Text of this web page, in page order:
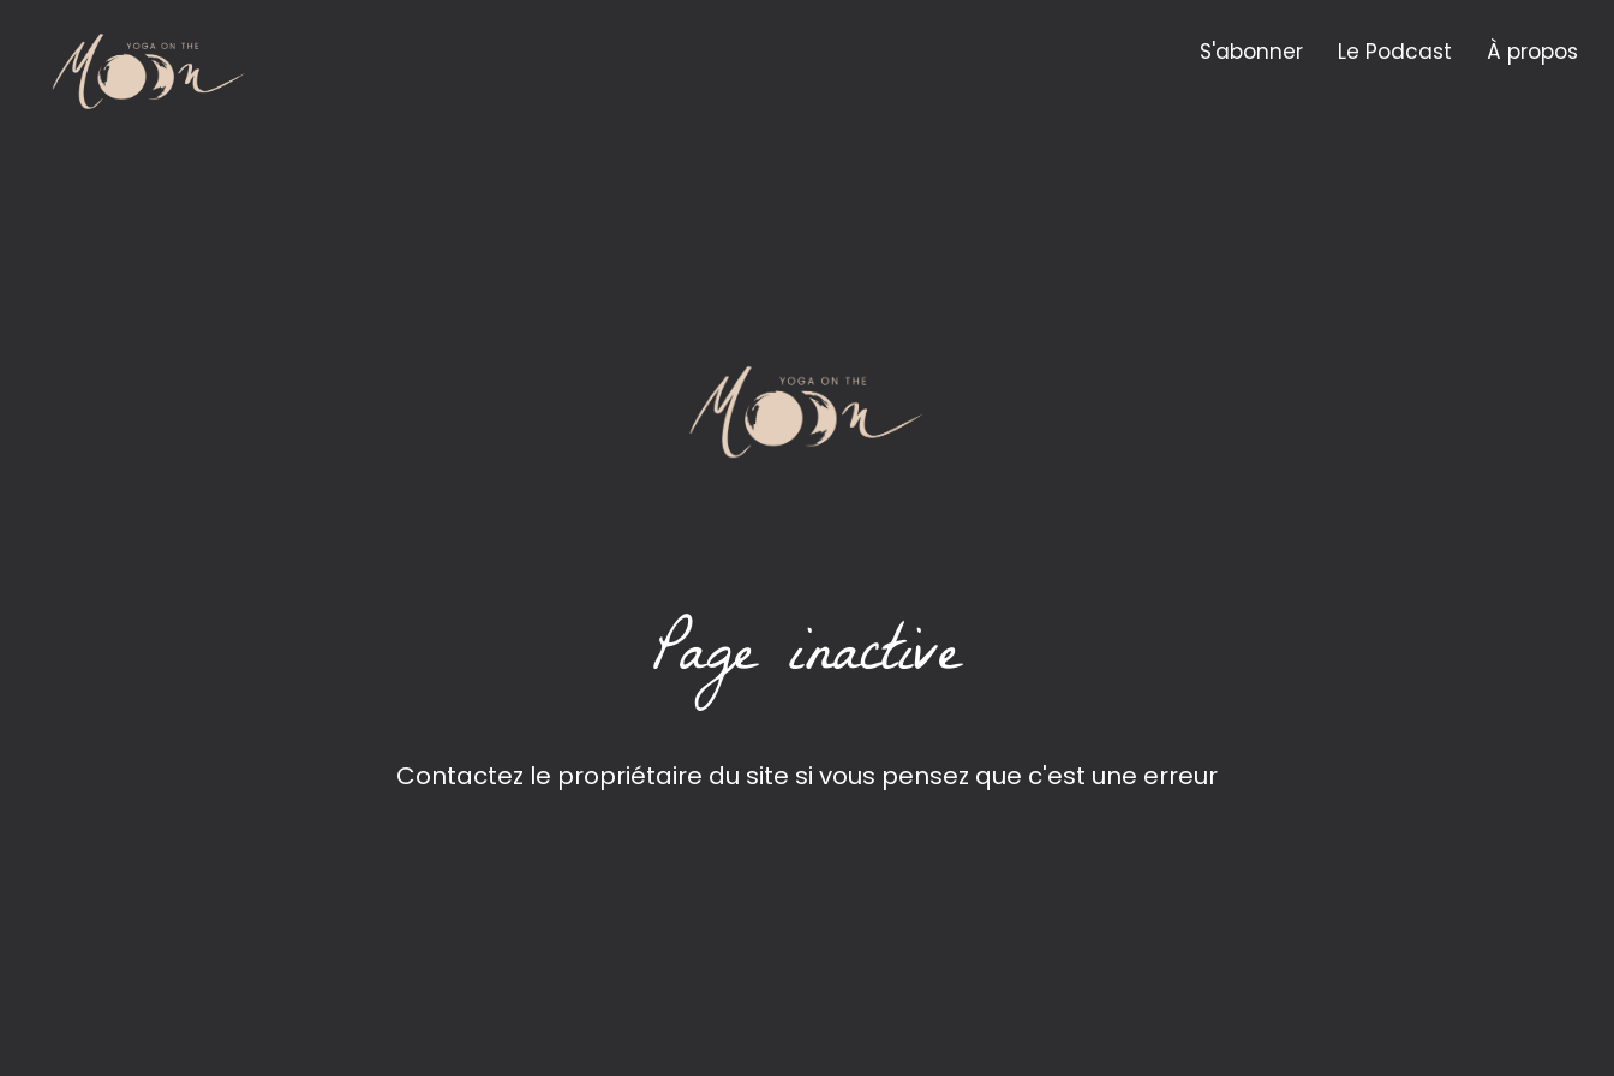
S'abonner Le Podcast À propos
Page inactive
Contactez le propriétaire du site si vous pensez que c'est une erreur